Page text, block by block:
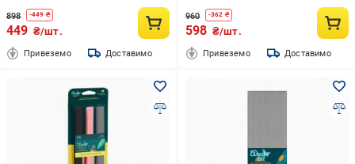
898 -449 ₴
449 ₴/шт.
Привеземо Доставимо
960 -362 ₴
598 ₴/шт.
Привеземо Доставимо